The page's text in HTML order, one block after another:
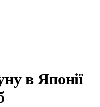
в Японії